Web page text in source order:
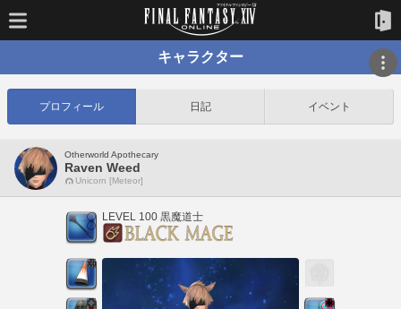
キャラクター
プロフィール 日記 イベント
Otherworld Apothecary
Raven Weed
Unicorn [Meteor]
LEVEL 100 黒魔道士